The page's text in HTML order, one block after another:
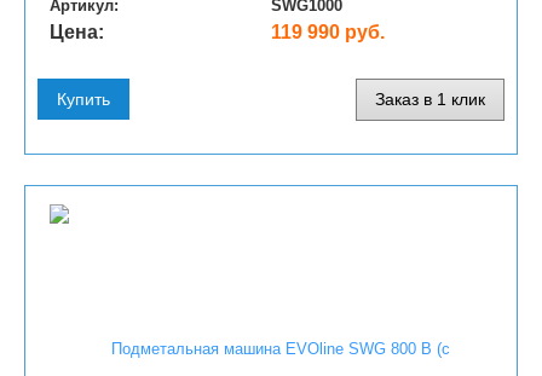
Артикул: SWG1000
Цена: 119 990 руб.
Купить Заказ в 1 клик